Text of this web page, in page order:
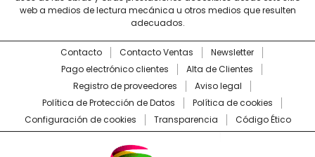
web a medios de lectura mecánica u otros medios que resulten
adecuados.
Contacto Contacto Ventas
Newsletter
Pago electrónico clientes
Alta de Clientes
Registro de proveedores
Aviso legal
Política de Protección de Datos
Política de cookies
Configuración de cookies
Transparencia Código Ético